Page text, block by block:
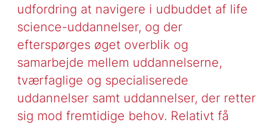
udfordring at navigere i udbuddet af life
science-uddannelser, og der
efterspørges øget overblik og
samarbejde mellem uddannelserne,
tværfaglige og specialiserede
uddannelser samt uddannelser, der retter
sig mod fremtidige behov. Relativt få